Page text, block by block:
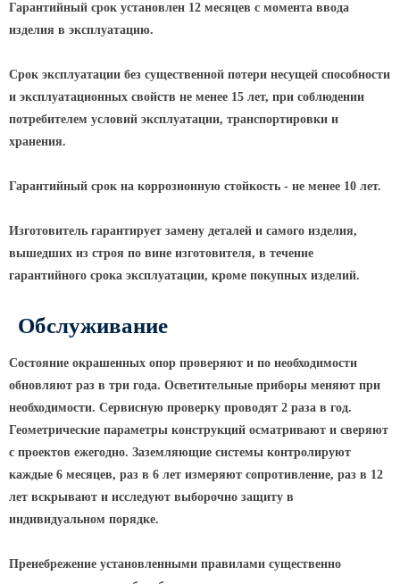
ВМО Высокомачтовые опоры с
мобильной короной
РМГ Радиомачты. Опоры сотовoй
связи
ОСВЕЩЕНИЯ
Кронштейн консольный для 2
светильников
Кронштейны для подвесных
светильников
Кронштейны для торшерных
светильников
Кронштейны для прожекторов
ПАРКОВОЕ ОСВЕЩЕНИЕ
Гарантийный срок установлен 12 месяцев с момента ввода
изделия в эксплуатацию.
Срок эксплуатации без существенной потери несущей способности
и эксплуатационных свойств не менее 15 лет, при соблюдении
потребителем условий эксплуатации, транспортировки и
хранения.
Гарантийный срок на коррозионную стойкость - не менее 10 лет.
Изготовитель гарантирует замену деталей и самого изделия,
вышедших из строя по вине изготовителя, в течение
гарантийного срока эксплуатации, кроме покупных изделий.
Обслуживание
Состояние окрашенных опор проверяют и по необходимости
обновляют раз в три года. Осветительные приборы меняют при
необходимости. Сервисную проверку проводят 2 раза в год.
Геометрические параметры конструкций осматривают и сверяют
с проектов ежегодно. Заземляющие системы контролируют
каждые 6 месяцев, раз в 6 лет измеряют сопротивление, раз в 12
лет вскрывают и исследуют выборочно защиту в
индивидуальном порядке.
Пренебрежение установленными правилами существенно